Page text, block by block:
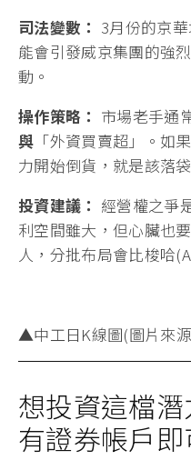
司法變數： 3月份的京
能會引發威京集團的強
動。
操作策略： 市場老手通
與 「外資買賣超」。如
力開始倒貨，就是該落
投資建議： 經營權之爭
利空間雖大，但心臟也
人，分批布局會比梭哈
▲中工日K線圖(圖片來
想投資這檔
有證券帳戶即